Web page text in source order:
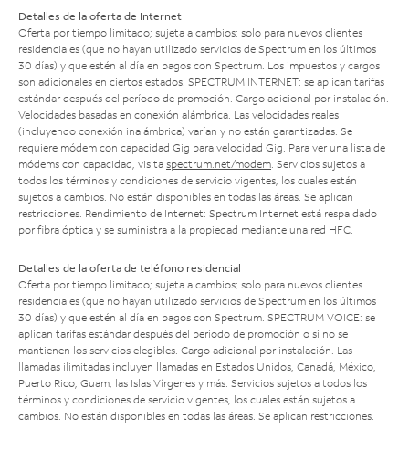
Detalles de la oferta de Internet
Oferta por tiempo limitado; sujeta a cambios; solo para nuevos clientes
residenciales (que no hayan utilizado servicios de Spectrum en los últimos
30 días) y que estén al día en pagos con Spectrum. Los impuestos y cargos
son adicionales en ciertos estados. SPECTRUM INTERNET: se aplican tarifas
estándar después del período de promoción. Cargo adicional por instalación.
Velocidades basadas en conexión alámbrica. Las velocidades reales
(incluyendo conexión inalámbrica) varían y no están garantizadas. Se
requiere módem con capacidad Gig para velocidad Gig. Para ver una lista de
módems con capacidad, visita spectrum.net/modem. Servicios sujetos a
todos los términos y condiciones de servicio vigentes, los cuales están
sujetos a cambios. No están disponibles en todas las áreas. Se aplican
restricciones. Rendimiento de Internet: Spectrum Internet está respaldado
por fibra óptica y se suministra a la propiedad mediante una red HFC.
Detalles de la oferta de teléfono residencial
Oferta por tiempo limitado; sujeta a cambios; solo para nuevos clientes
residenciales (que no hayan utilizado servicios de Spectrum en los últimos
30 días) y que estén al día en pagos con Spectrum. SPECTRUM VOICE: se
aplican tarifas estándar después del período de promoción o si no se
mantienen los servicios elegibles. Cargo adicional por instalación. Las
llamadas ilimitadas incluyen llamadas en Estados Unidos, Canadá, México,
Puerto Rico, Guam, las Islas Vírgenes y más. Servicios sujetos a todos los
términos y condiciones de servicio vigentes, los cuales están sujetos a
cambios. No están disponibles en todas las áreas. Se aplican restricciones.